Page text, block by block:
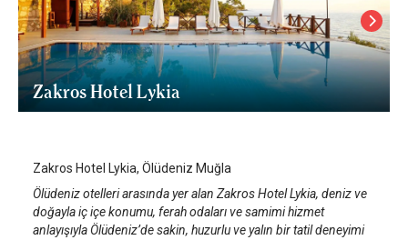
Zakros Hotel Lykia
Zakros Hotel Lykia, Ölüdeniz Muğla
Ölüdeniz otelleri arasında yer alan Zakros Hotel Lykia, deniz ve
doğayla iç içe konumu, ferah odaları ve samimi hizmet
anlayışıyla Ölüdeniz’de sakin, huzurlu ve yalın bir tatil deneyimi